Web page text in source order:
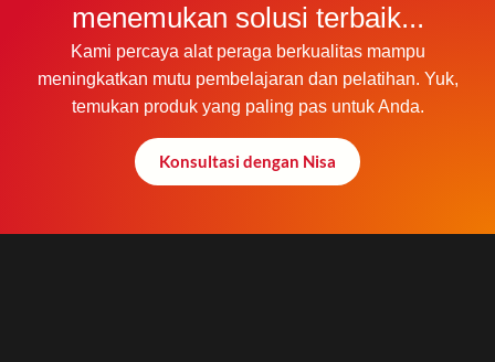
menemukan solusi terbaik...
Kami percaya alat peraga berkualitas mampu
meningkatkan mutu pembelajaran dan pelatihan. Yuk,
temukan produk yang paling pas untuk Anda.
Konsultasi dengan Nisa